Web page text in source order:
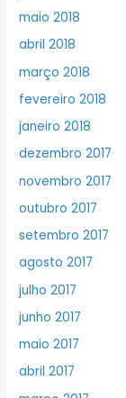
maio 2018
abril 2018
março 2018
fevereiro 2018
janeiro 2018
dezembro 2017
novembro 2017
outubro 2017
setembro 2017
agosto 2017
julho 2017
junho 2017
maio 2017
abril 2017